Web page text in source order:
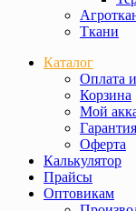
Ткани
Каталог
Оплата
Корзина
Мой
Оферта
Калькулятор
Прайсы
Оптовикам